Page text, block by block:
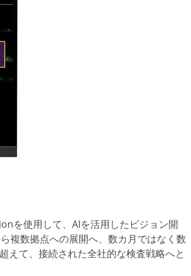
を使用して、AIを活用したビジョン開
複数拠点への展開へ、数カ月ではなく数
えて、接続された全社的な検査戦略へと